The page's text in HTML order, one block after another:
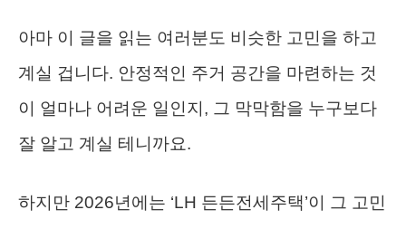
아마 이 글을 읽는 여러분도 비슷한 고민을 하고
계실 겁니다. 안정적인 주거 공간을 마련하는 것
이 얼마나 어려운 일인지, 그 막막함을 누구보다
잘 알고 계실 테니까요.
하지만 2026년에는 ‘LH 든든전세주택’이 그 고민